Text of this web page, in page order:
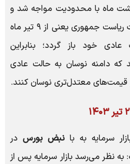
۳۱ اردیبهشت ماه با محدودیت مواجه شد و
قرار است پس از انتخابات ریاست جمهوری یعنی از ۹ تیر ماه
خود باز گردد؛ بنابراین
که دامنه نوسان به حالت عادی
قیمت‌های معتدل‌تری نوسان کنند.
سرمایه به بانبض بورس در
نظر می‌رسد بازار سرمایه پس از